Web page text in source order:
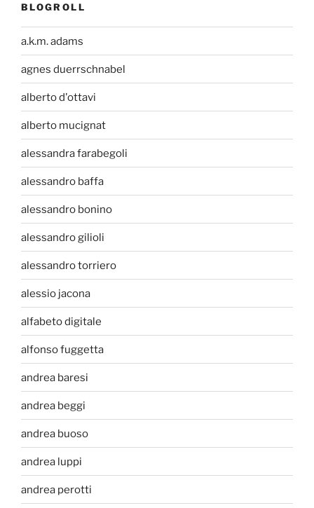
BLOGROLL
a.k.m. adams
agnes duerrschnabel
alberto d'ottavi
alberto mucignat
alessandra farabegoli
alessandro baffa
alessandro bonino
alessandro gilioli
alessandro torriero
alessio jacona
alfabeto digitale
alfonso fuggetta
andrea baresi
andrea beggi
andrea buoso
andrea luppi
andrea perotti